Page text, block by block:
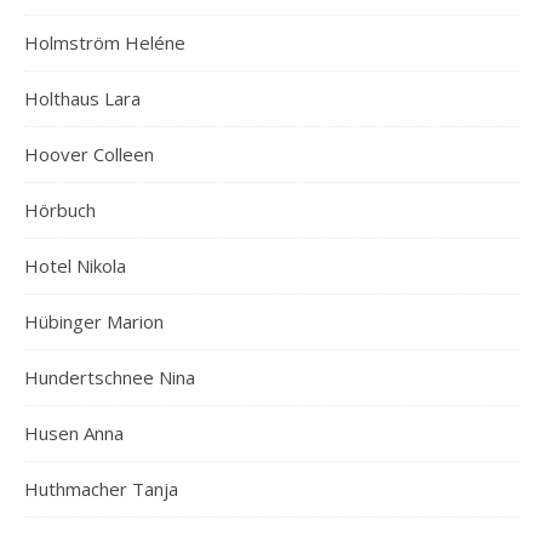
Holmström Heléne
Holthaus Lara
Hoover Colleen
Hörbuch
Hotel Nikola
Hübinger Marion
Hundertschnee Nina
Husen Anna
Huthmacher Tanja